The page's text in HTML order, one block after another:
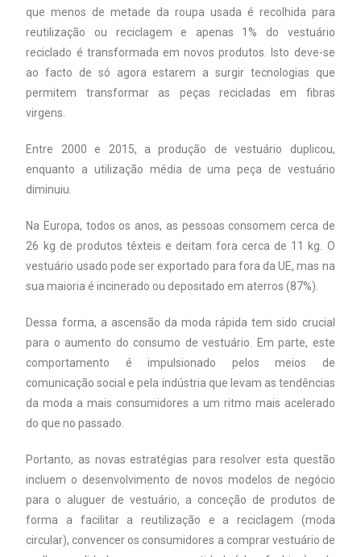
que menos de metade da roupa usada é recolhida para
reutilização ou reciclagem e apenas 1% do vestuário
reciclado é transformada em novos produtos. Isto deve-se
ao facto de só agora estarem a surgir tecnologias que
permitem transformar as peças recicladas em fibras
virgens.
Entre 2000 e 2015, a produção de vestuário duplicou,
enquanto a utilização média de uma peça de vestuário
diminuiu.
Na Europa, todos os anos, as pessoas consomem cerca de
26 kg de produtos têxteis e deitam fora cerca de 11 kg. O
vestuário usado pode ser exportado para fora da UE, mas na
sua maioria é incinerado ou depositado em aterros (87%).
Dessa forma, a ascensão da moda rápida tem sido crucial
para o aumento do consumo de vestuário. Em parte, este
comportamento é impulsionado pelos meios de
comunicação social e pela indústria que levam as tendências
da moda a mais consumidores a um ritmo mais acelerado
do que no passado.
Portanto, as novas estratégias para resolver esta questão
incluem o desenvolvimento de novos modelos de negócio
para o aluguer de vestuário, a conceção de produtos de
forma a facilitar a reutilização e a reciclagem (moda
circular), convencer os consumidores a comprar vestuário de